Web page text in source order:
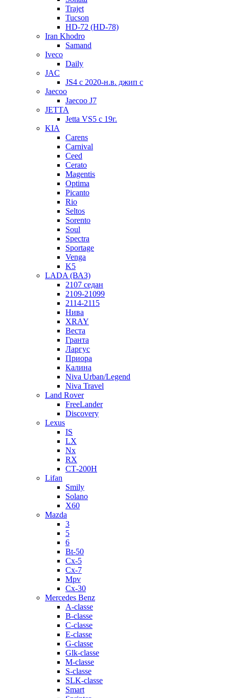
Trajet
Tucson
HD-72 (HD-78)
Iran Khodro
Samand
Iveco
Daily
JAC
JS4 с 2020-н.в. джип с
Jaecoo
Jaecoo J7
JETTA
Jetta VS5 с 19г.
KIA
Carens
Carnival
Ceed
Cerato
Magentis
Optima
Picanto
Rio
Seltos
Sorento
Soul
Spectra
Sportage
Venga
K5
LADA (ВАЗ)
2107 седан
2109-21099
2114-2115
Нива
XRAY
Веста
Гранта
Ларгус
Приора
Калина
Niva Urban/Legend
Niva Travel
Land Rover
FreeLander
Discovery
Lexus
IS
LX
Nx
RX
СТ-200H
Lifan
Smily
Solano
X60
Mazda
3
5
6
Bt-50
Cx-5
Cx-7
Mpv
Cx-30
Mercedes Benz
A-classe
B-classe
C-classe
E-classe
G-classe
Glk-classe
M-classe
S-classe
SLK-classe
Smart